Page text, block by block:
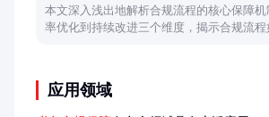
本文深入浅出地解析合规流程的核心保障
率优化到持续改进三个维度，揭示合规流
应用领域